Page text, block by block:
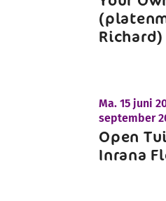
Richard)
Ma. 15 juni
september
Open
Inrana